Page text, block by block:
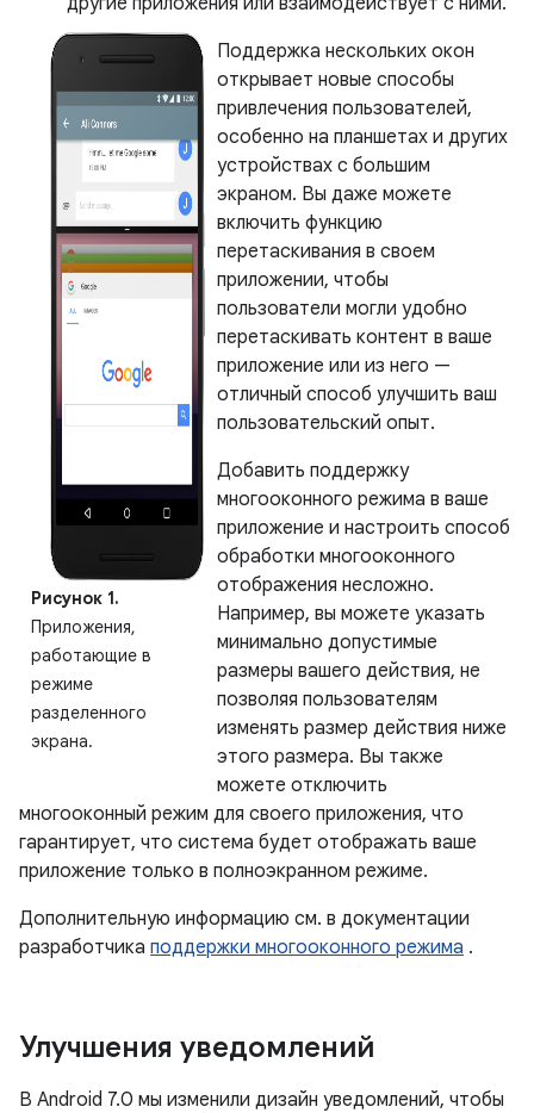
Рисунок 1.
Приложения,
работающие в
режиме
разделенного
экрана.
Поддержка нескольких окон
открывает новые способы
привлечения пользователей,
особенно на планшетах и ​​других
устройствах с большим
экраном. Вы даже можете
включить функцию
перетаскивания в своем
приложении, чтобы
пользователи могли удобно
перетаскивать контент в ваше
приложение или из него —
отличный способ улучшить ваш
пользовательский опыт.
Добавить поддержку
многооконного режима в ваше
приложение и настроить способ
обработки многооконного
отображения несложно.
Например, вы можете указать
минимально допустимые
размеры вашего действия, не
позволяя пользователям
изменять размер действия ниже
этого размера. Вы также
можете отключить
многооконный режим для своего приложения, что
гарантирует, что система будет отображать ваше
приложение только в полноэкранном режиме.
Дополнительную информацию см. в документации
разработчика поддержки многооконного режима .
Улучшения уведомлений
В Android 7.0 мы изменили дизайн уведомлений, чтобы